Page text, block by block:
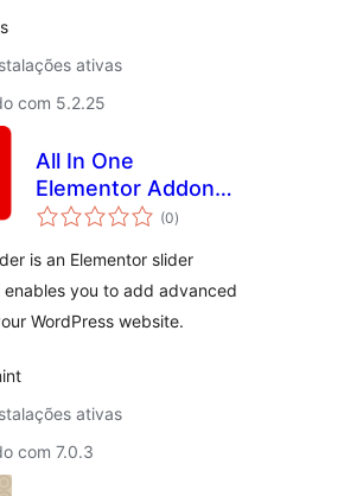
ativas
com 5.2.25
All In One
Elementor Addon
Slider
(0avaliações
totais
)
is an Elementor slider
you to add advanced
WordPress website.
ativas
com 7.0.3